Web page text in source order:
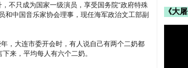
不只成为国家一级演员，享受国务院“政府特殊
和中国音乐家协会理事，现任海军政治文工部副
，大连市委开会时，有人说自己有两个二奶都
来，平均每人有六个二奶。
《大